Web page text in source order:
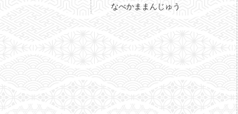
なべかままんじゅう